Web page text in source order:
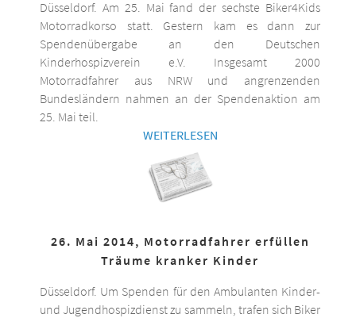
Düsseldorf. Am 25. Mai fand der sechste Biker4Kids
Motorradkorso statt. Gestern kam es dann zur
Spendenübergabe an den Deutschen
Kinderhospizverein e.V. Insgesamt 2000
Motorradfahrer aus NRW und angrenzenden
Bundesländern nahmen an der Spendenaktion am
25. Mai teil.
WEITERLESEN
26. Mai 2014, Motorradfahrer erfüllen
Träume kranker Kinder
Düsseldorf. Um Spenden für den Ambulanten Kinder-
und Jugendhospizdienst zu sammeln, trafen sich Biker